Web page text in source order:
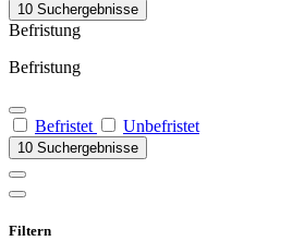
10 Suchergebnisse
Befristung
Befristung
Befristet Unbefristet
10 Suchergebnisse
Filtern